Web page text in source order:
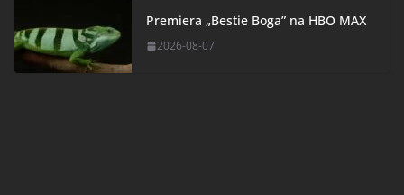
Premiera „Bestie Boga” na HBO MAX
2026-08-07